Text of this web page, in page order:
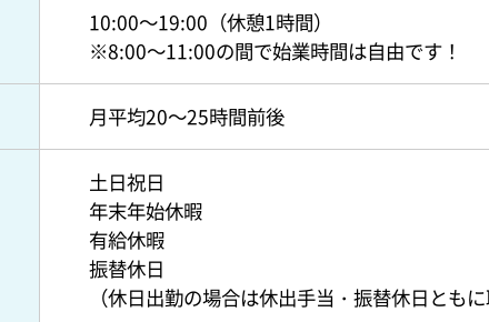
10:00～19:00（休憩1時間）
※8:00～11:00の間で始業時間は自由です！
月平均20～25時間前後
土日祝日
年末年始休暇
有給休暇
振替休日
（休日出勤の場合は休出手当・振替休日とも